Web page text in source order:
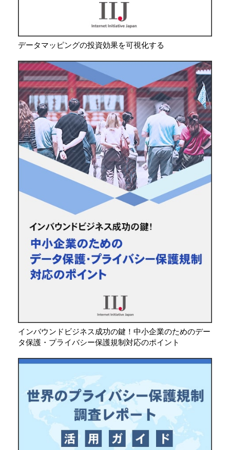
データマッピングの投資効果を可視化する
インバウンドビジネス成功の鍵！中小企業のためのデー
タ保護・プライバシー保護規制対応のポイント